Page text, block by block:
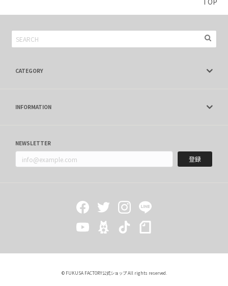
CATEGORY
INFORMATION
NEWSLETTER
登録
© FUKUSA FACTORY公式ショップ All rights reserved.